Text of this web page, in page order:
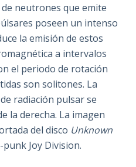
neutrones que emite
poseen un intenso
la emisión de estos
a intervalos
el periodo de rotación
son solitones. La
radiación pulsar se
la derecha. La imagen
del disco Unknown
Joy Division.